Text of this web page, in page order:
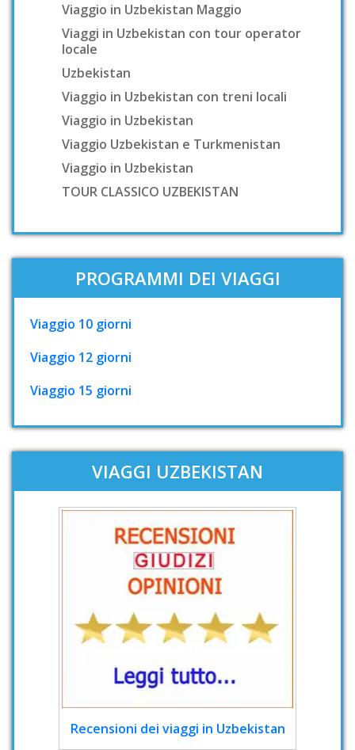
Viaggio in Uzbekistan Maggio
Viaggi in Uzbekistan con tour operator
locale
Uzbekistan
Viaggio in Uzbekistan con treni locali
Viaggio in Uzbekistan
Viaggio Uzbekistan e Turkmenistan
Viaggio in Uzbekistan
TOUR CLASSICO UZBEKISTAN
PROGRAMMI DEI VIAGGI
Viaggio 10 giorni
Viaggio 12 giorni
Viaggio 15 giorni
VIAGGI UZBEKISTAN
Recensioni dei viaggi in Uzbekistan